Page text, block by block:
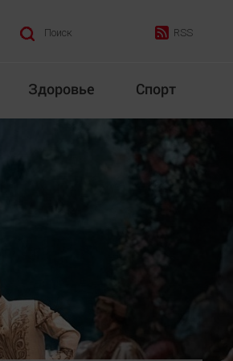
Поиск RSS
Здоровье Спорт
Культура
Народная журналистика
Наука